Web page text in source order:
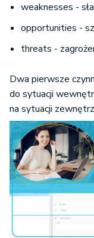
weaknesses -
opportunities -
threats -
Dwa pierwsze
do sytuacji
na sytuacji